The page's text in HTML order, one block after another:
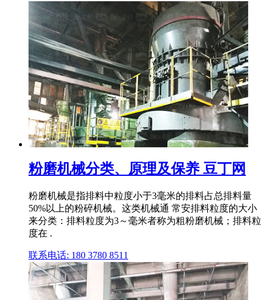
粉磨机械分类、原理及保养 豆丁网
粉磨机械是指排料中粒度小于3毫米的排料占总排料量
50%以上的粉碎机械。这类机械通 常安排料粒度的大小
来分类：排料粒度为3～毫米者称为粗粉磨机械；排料粒
度在 .
联系电话: 180 3780 8511